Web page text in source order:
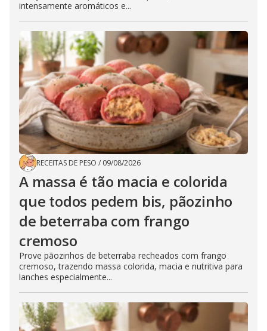
intensamente aromáticos e...
RECEITAS DE PESO / 09/08/2026
A massa é tão macia e colorida
que todos pedem bis, pãozinho
de beterraba com frango
cremoso
Prove pãozinhos de beterraba recheados com frango
cremoso, trazendo massa colorida, macia e nutritiva para
lanches especialmente...